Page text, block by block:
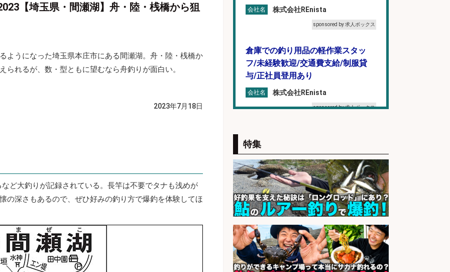
【埼玉県・間瀬湖】舟・陸・桟橋から狙
ようになった埼玉県本庄市にある間瀬湖。舟・陸・桟橋か
れるが、数・型ともに望むなら舟釣りが面白い。
2023年7月18日
ど大釣りが記録されている。長竿は不要でタナも浅めが
の深さもあるので、ぜひ好みの釣り方で爆釣を体験してほ
会社名 株式会社REnista
sponsored by 求人ボックス
倉庫での釣り用品の軽作業スタッ
フ/未経験歓迎/交通費支給/制服貸
与/正社員登用あり
会社名 株式会社REnista
sponsored by 求人ボックス
フ/未経験歓迎/交通費支給/制服貸
与/正社員登用あり
会社名 株式会社REnista
sponsored by 求人ボックス
釣り具のかんたん軽作業/高収入/交
通費支給/制服貸与/正社員登用あり
会社名 株式会社REnista
sponsored by 求人ボックス
特集